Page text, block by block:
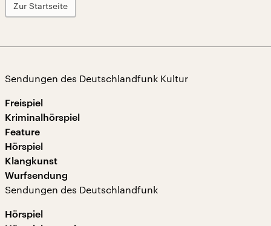
Zur Startseite
Sendungen des Deutschlandfunk Kultur
Freispiel
Kriminalhörspiel
Feature
Hörspiel
Klangkunst
Wurfsendung
Sendungen des Deutschlandfunk
Hörspiel